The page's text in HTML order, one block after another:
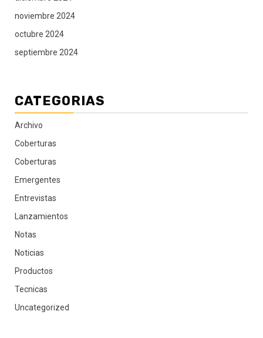
noviembre 2024
octubre 2024
septiembre 2024
CATEGORIAS
Archivo
Coberturas
Coberturas
Emergentes
Entrevistas
Lanzamientos
Notas
Noticias
Productos
Tecnicas
Uncategorized